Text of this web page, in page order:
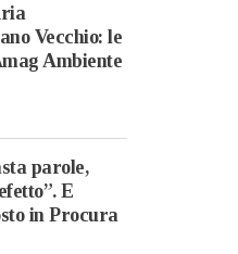
Vecchio: le
Ambiente
parole,
E
in Procura